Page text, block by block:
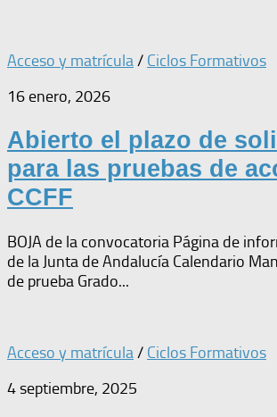
Acceso y matrícula/ Ciclos Formativos
16 enero, 2026
Abierto el plazo de
para las pruebas de
CCFF
BOJA de la convocatoria Página de
de la Junta de Andalucía Calendario
de prueba Grado...
Acceso y matrícula/ Ciclos Formativos
4 septiembre, 2025